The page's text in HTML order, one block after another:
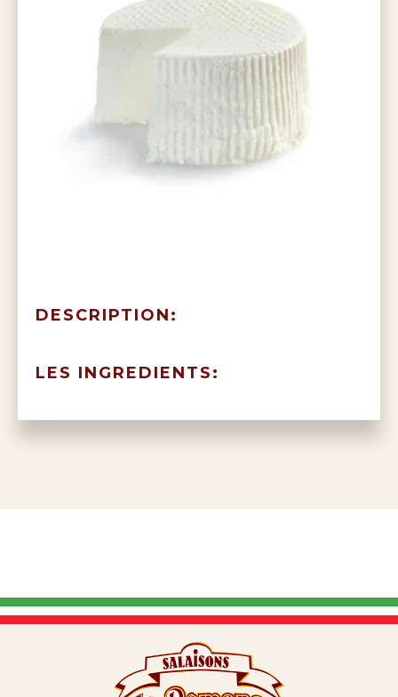
DESCRIPTION:
LES INGREDIENTS: